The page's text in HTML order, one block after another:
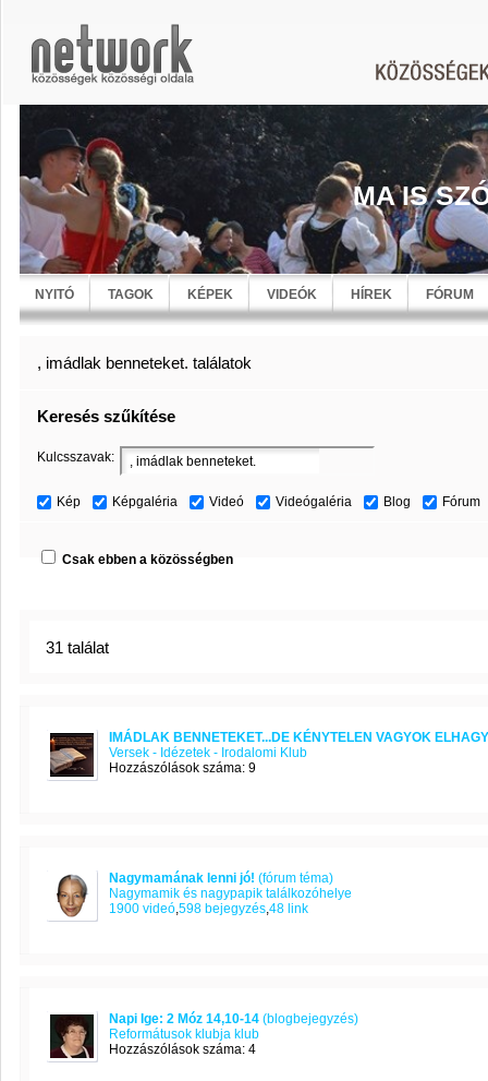
MA IS
NYITÓ TAGOK KÉPEK VIDEÓK HÍREK FÓRUM
, imádlak benneteket. találatok
Keresés szűkítése
Kulcsszavak:
Kép Képgaléria Videó Videógaléria Blog Fórum
Csak ebben a közösségben
31 találat
IMÁDLAK BENNETEKET...DE KÉNYTELEN VAGYOK
Versek - Idézetek - Irodalomi Klub
Hozzászólások száma: 9
Nagymamának lenni jó! (fórum téma)
Nagymamik és nagypapik találkozóhelye
1900 videó,598 bejegyzés,48 link
Napi Ige: 2 Móz 14,10-14 (blogbejegyzés)
Reformátusok klubja klub
Hozzászólások száma: 4